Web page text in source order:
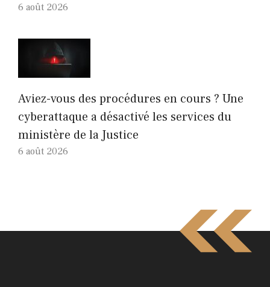
6 août 2026
Aviez-vous des procédures en cours ? Une
cyberattaque a désactivé les services du
ministère de la Justice
6 août 2026